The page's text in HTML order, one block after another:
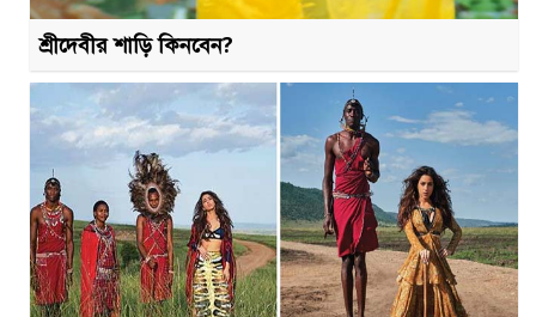
শ্রীদেবীর শাড়ি কিনবেন?